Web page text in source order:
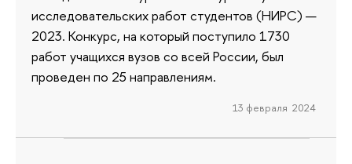
исследовательских работ студентов (НИРС) —
2023. Конкурс, на который поступило 1730
работ учащихся вузов со всей России, был
проведен по 25 направлениям.
13 февраля 2024